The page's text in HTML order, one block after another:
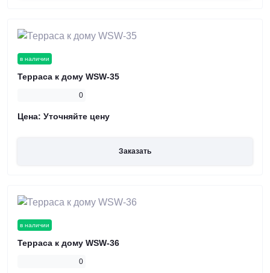
в наличии
Терраса к дому WSW-35
0
Цена: Уточняйте цену
Заказать
в наличии
Терраса к дому WSW-36
0